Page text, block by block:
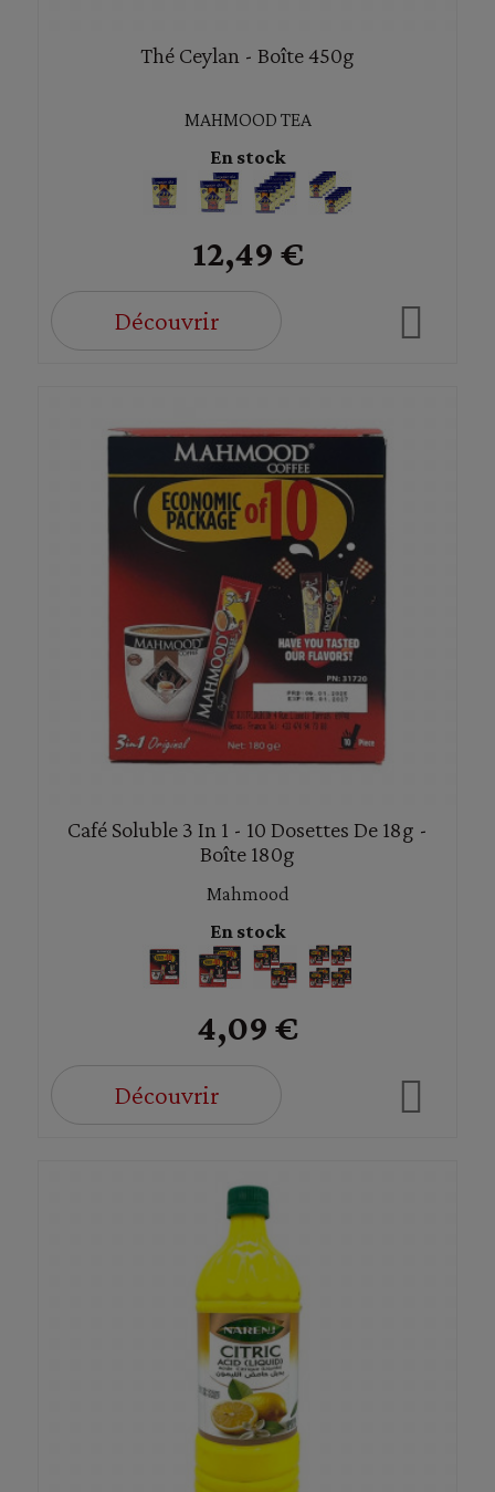
Thé Ceylan - Boîte 450g
MAHMOOD TEA
En stock
12,49 €
Découvrir
Café Soluble 3 In 1 - 10 Dosettes De 18g -
Boîte 180g
Mahmood
En stock
4,09 €
Découvrir